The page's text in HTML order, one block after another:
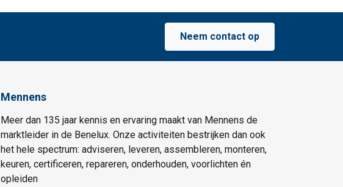
Neem contact op
Mennens
Meer dan 135 jaar kennis en ervaring maakt van Mennens de
marktleider in de Benelux. Onze activiteiten bestrijken dan ook
het hele spectrum: adviseren, leveren, assembleren, monteren,
keuren, certificeren, repareren, onderhouden, voorlichten én
opleiden